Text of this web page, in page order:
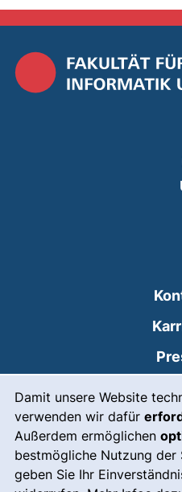
Damit unsere Website
verwenden wir dafür
Außerdem ermöglichen
bestmögliche Nutzung der
geben Sie Ihr
Leichte